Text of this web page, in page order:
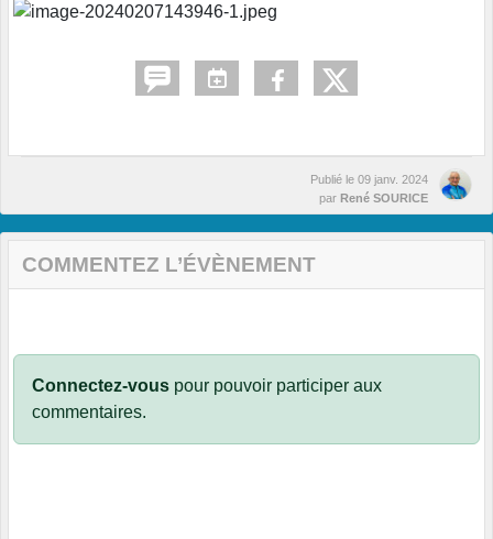
Publié le 09 janv. 2024
par René SOURICE
COMMENTEZ L’ÉVÈNEMENT
Connectez-vous pour pouvoir participer aux
commentaires.